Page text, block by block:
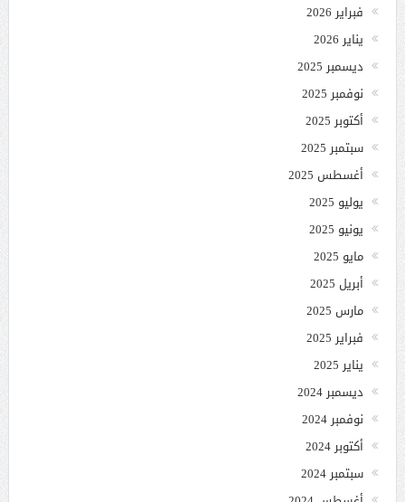
فبراير 2026
يناير 2026
ديسمبر 2025
نوفمبر 2025
أكتوبر 2025
سبتمبر 2025
أغسطس 2025
يوليو 2025
يونيو 2025
مايو 2025
أبريل 2025
مارس 2025
فبراير 2025
يناير 2025
ديسمبر 2024
نوفمبر 2024
أكتوبر 2024
سبتمبر 2024